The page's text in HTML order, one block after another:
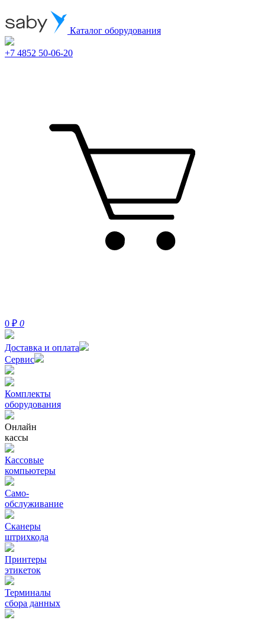
Каталог оборудования
+7 4852 50-06-20
0 ₽ 0
Доставка и оплата
Сервис
Комплекты
оборудования
Онлайн
кассы
Кассовые
компьютеры
Само-
обслуживание
Сканеры
штрихкода
Принтеры
этикеток
Терминалы
сбора данных